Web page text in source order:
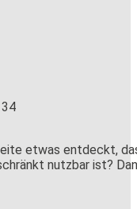
etwas entdeckt,
nutzbar ist?